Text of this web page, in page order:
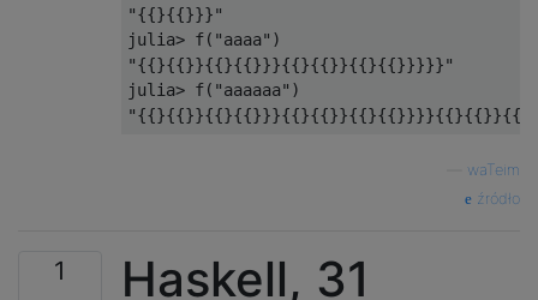
"{{}{{}}}"
julia> f("aaaa")
"{{}{{}}{{}{{}}}{{}{{}}{{}{{}}}}}"
julia> f("aaaaaa")
waTeim
źródło
1
Haskell, 31